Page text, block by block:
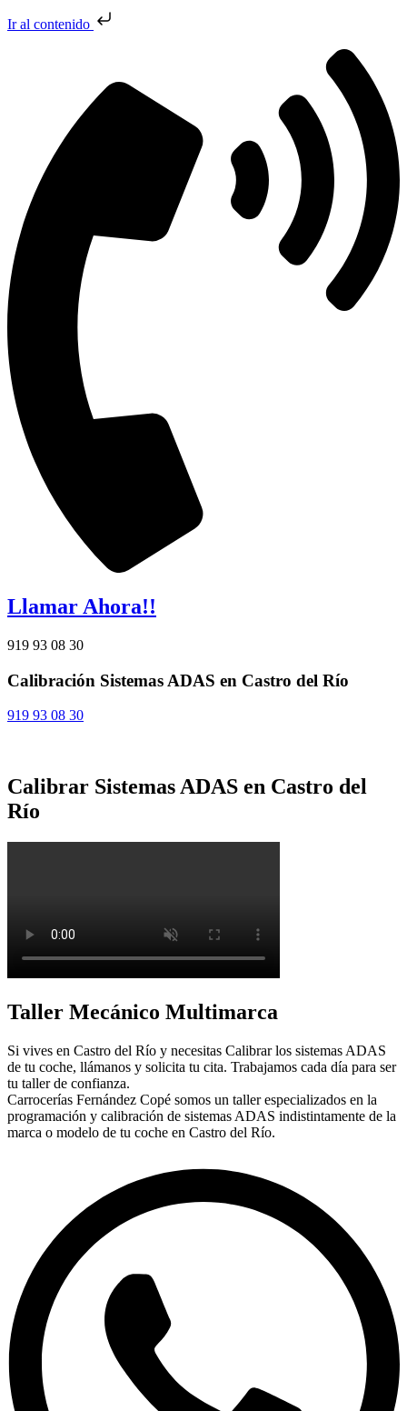
Ir al contenido
Llamar Ahora!!
919 93 08 30
Calibración Sistemas ADAS en Castro del Río
919 93 08 30
Calibrar Sistemas ADAS en Castro del
Río
Taller Mecánico Multimarca
Si vives en Castro del Río y necesitas Calibrar los sistemas ADAS
de tu coche, llámanos y solicita tu cita. Trabajamos cada día para ser
tu taller de confianza.
Carrocerías Fernández Copé somos un taller especializados en la
programación y calibración de sistemas ADAS indistintamente de la
marca o modelo de tu coche en Castro del Río.